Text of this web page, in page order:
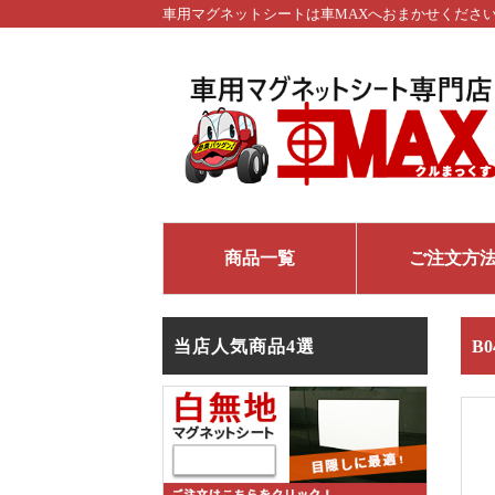
車用マグネットシートは車MAXへおまかせくださ
商品一覧 ご注文方
当店人気商品4選